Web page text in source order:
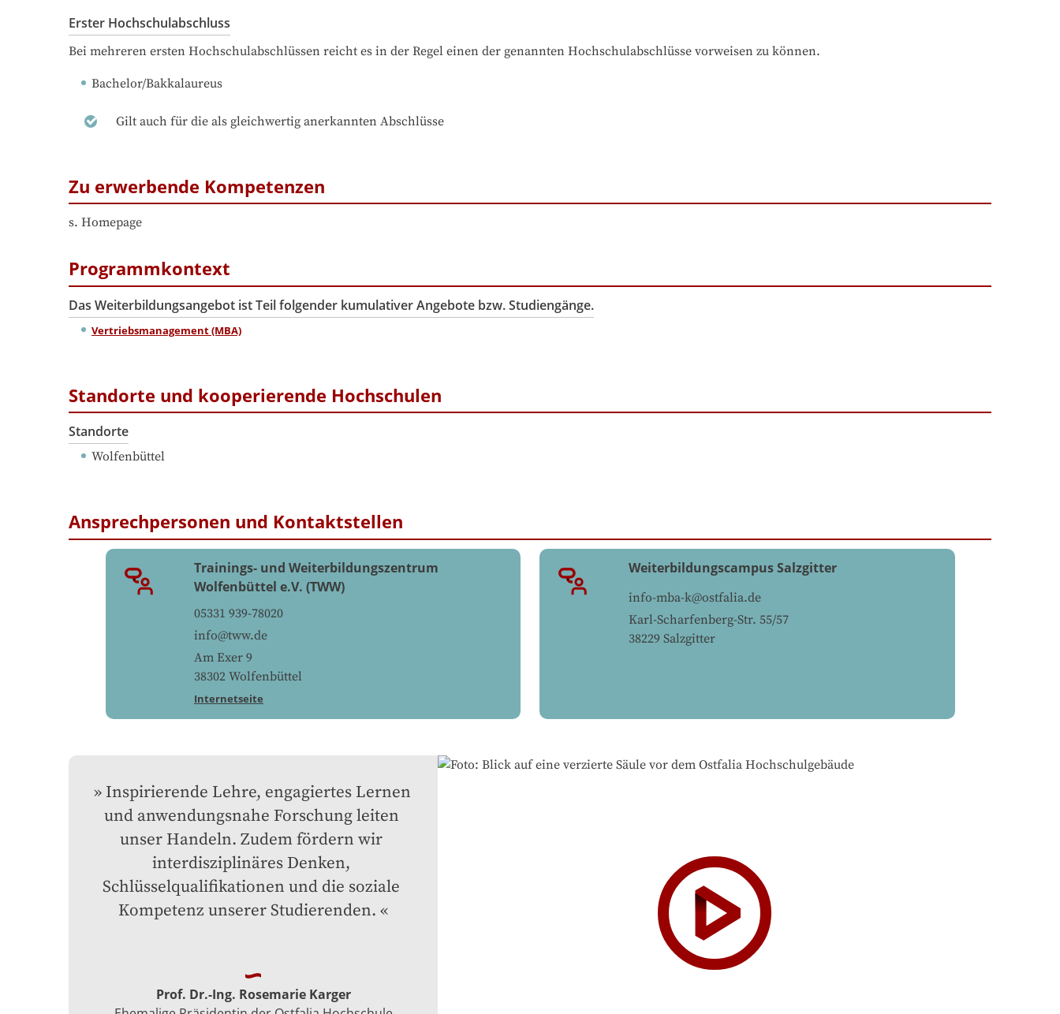
Erster Hochschulabschluss
Bei mehreren ersten Hochschulabschlüssen reicht es in der Regel einen der genannten Hochschulabschlüsse vorweisen zu können.
Bachelor/Bakkalaureus
Gilt auch für die als gleichwertig anerkannten Abschlüsse
Zu erwerbende Kompetenzen
s. Homepage
Programmkontext
Das Weiterbildungsangebot ist Teil folgender kumulativer Angebote bzw. Studiengänge.
Vertriebsmanagement (MBA)
Standorte und kooperierende Hochschulen
Standorte
Wolfenbüttel
Ansprechpersonen und Kontaktstellen
Trainings- und Weiterbildungszentrum
Wolfenbüttel e.V. (TWW)
05331 939-78020
info@tww.de
Am Exer 9
38302 Wolfenbüttel
Internetseite
Weiterbildungscampus Salzgitter
info-mba-k@ostfalia.de
Karl-Scharfenberg-Str. 55/57
38229 Salzgitter
Inspirierende Lehre, engagiertes Lernen
und anwendungsnahe Forschung leiten
unser Handeln. Zudem fördern wir
interdisziplinäres Denken,
Schlüsselqualifikationen und die soziale
Kompetenz unserer Studierenden.
Prof. Dr.-Ing. Rosemarie Karger